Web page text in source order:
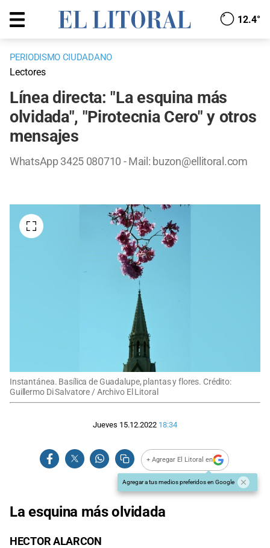
12.4°
PERIODISMO CIUDADANO
Lectores
Línea directa: "La esquina más
olvidada", "Pirotecnia Cero" y otros
mensajes
WhatsApp 3425 080710 - Mail: buzon@ellitoral.com
Instantánea. Basílica de Guadalupe, plantas y flores. Crédito:
Guillermo Di Salvatore / Archivo El Litoral
Jueves 15.12.2022 18:34
+ Agregar El Litoral en
Agregar a tus medios preferidos en Google
La esquina más olvidada
HECTOR ALARCON